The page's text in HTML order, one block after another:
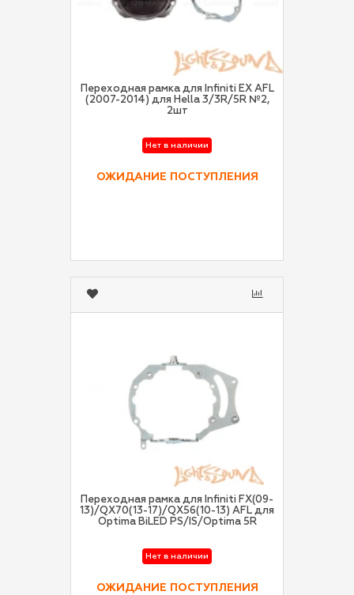
Переходная рамка для Infiniti EX AFL
(2007-2014) для Hella 3/3R/5R №2,
2шт
Нет в наличии
ОЖИДАНИЕ ПОСТУПЛЕНИЯ
Переходная рамка для Infiniti FX(09-
13)/QX70(13-17)/QX56(10-13) AFL для
Optima BiLED PS/IS/Optima 5R
Нет в наличии
ОЖИДАНИЕ ПОСТУПЛЕНИЯ